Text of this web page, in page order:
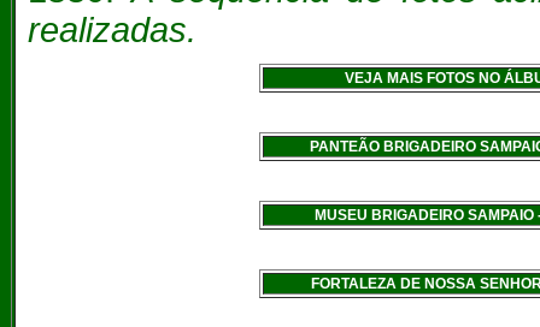
realizadas.
VEJA MAIS FOTOS NO
PANTEÃO BRIGADEIRO
MUSEU BRIGADEIRO
FORTALEZA DE NOSSA